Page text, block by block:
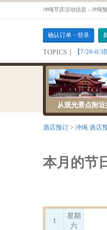
冲绳节庆活动信息 - 冲绳
确认订单・登录
TOPICS｜ 【7/28-8/
从观光景点附近
酒店预订 冲绳 酒店
本月的节
1
星期
六